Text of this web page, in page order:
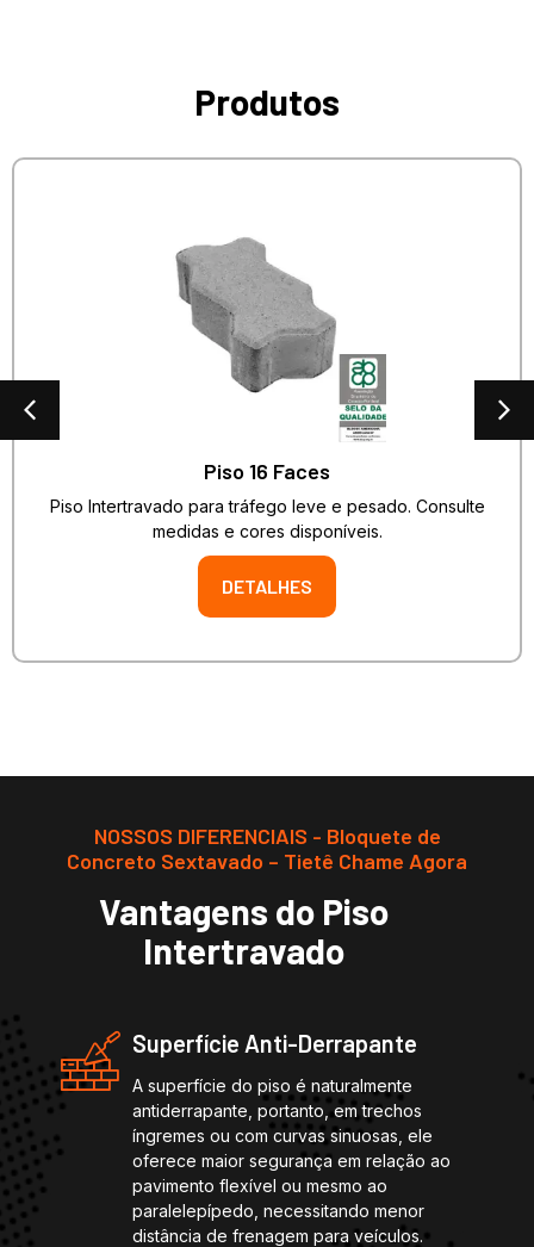
Produtos
Piso 16 Faces
Piso Intertravado para tráfego leve e pesado. Consulte
medidas e cores disponíveis.
DETALHES
NOSSOS DIFERENCIAIS - Bloquete de
Concreto Sextavado – Tietê Chame Agora
Vantagens do Piso
Intertravado
Superfície Anti-Derrapante
A superfície do piso é naturalmente
antiderrapante, portanto, em trechos
íngremes ou com curvas sinuosas, ele
oferece maior segurança em relação ao
pavimento flexível ou mesmo ao
paralelepípedo, necessitando menor
distância de frenagem para veículos.